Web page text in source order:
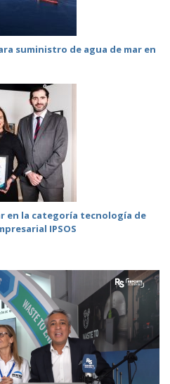
suministro de agua de mar en
en la categoría tecnología de
IPSOS